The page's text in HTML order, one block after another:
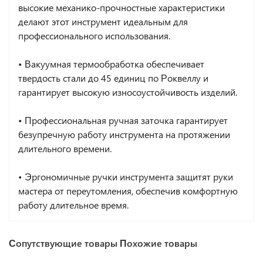
высокие механико-прочностные характеристики
делают этот инструмент идеальным для
профессионального использования.
• Вакуумная термообработка обеспечивает
твердость стали до 45 единиц по Роквеллу и
гарантирует высокую износоустойчивость изделий.
• Профессиональная ручная заточка гарантирует
безупречную работу инструмента на протяжении
длительного времени.
• Эргономичные ручки инструмента защитят руки
мастера от переутомления, обеспечив комфортную
работу длительное время.
Сопутствующие товары Похожие товары